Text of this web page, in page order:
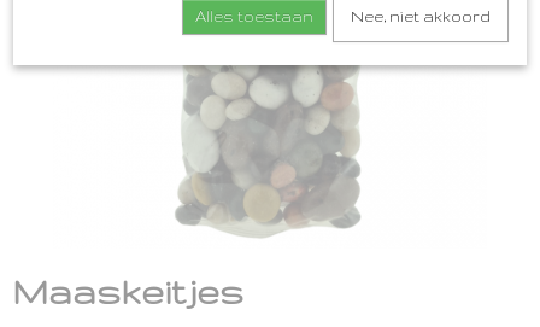
Maaskeitjes
Alles toestaan Nee, niet akkoord